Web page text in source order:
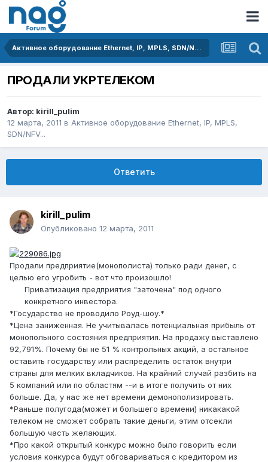
Активное оборудование Ethernet, IP, MPLS, SDN/NFV...
ПРОДАЛИ УКРТЕЛЕКОМ
Автор: kirill_pulim
12 марта, 2011 в Активное оборудование Ethernet, IP, MPLS,
SDN/NFV...
Ответить
kirill_pulim
Опубликовано 12 марта, 2011
Продали предприятие(монополиста) только ради денег, с
целью его угробить - вот что произошло!
Приватизация предприятия "заточена" под одного
конкретного инвестора.
*Государство не проводило Роуд-шоу.*
*Цена заниженная. Не учитывалась потенциальная прибыль от
монопольного состояния предприятия. На продажу выставлено
92,791%. Почему бы не 51 % контрольных акций, а остальное
оставить государству или распределить остаток внутри
страны для мелких вкладчиков. На крайний случай разбить на
5 компаний или по областям --и в итоге получить от них
больше. Да, у нас же нет времени демонополизировать.
*Раньше полугода(может и большего времени) никакакой
телеком не сможет собрать такие деньги, этим отсекли
большую часть желающих.
*Про какой открытый конкурс можно было говорить если
условия конкурса будут обговариваться с кредитором из